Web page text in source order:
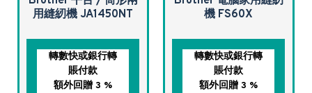
用縫紉機 JA1450NT
轉數快或銀行轉
賬付款
額外回贈 3 %
機 FS60X
轉數快或銀行轉
賬付款
額外回贈 3 %